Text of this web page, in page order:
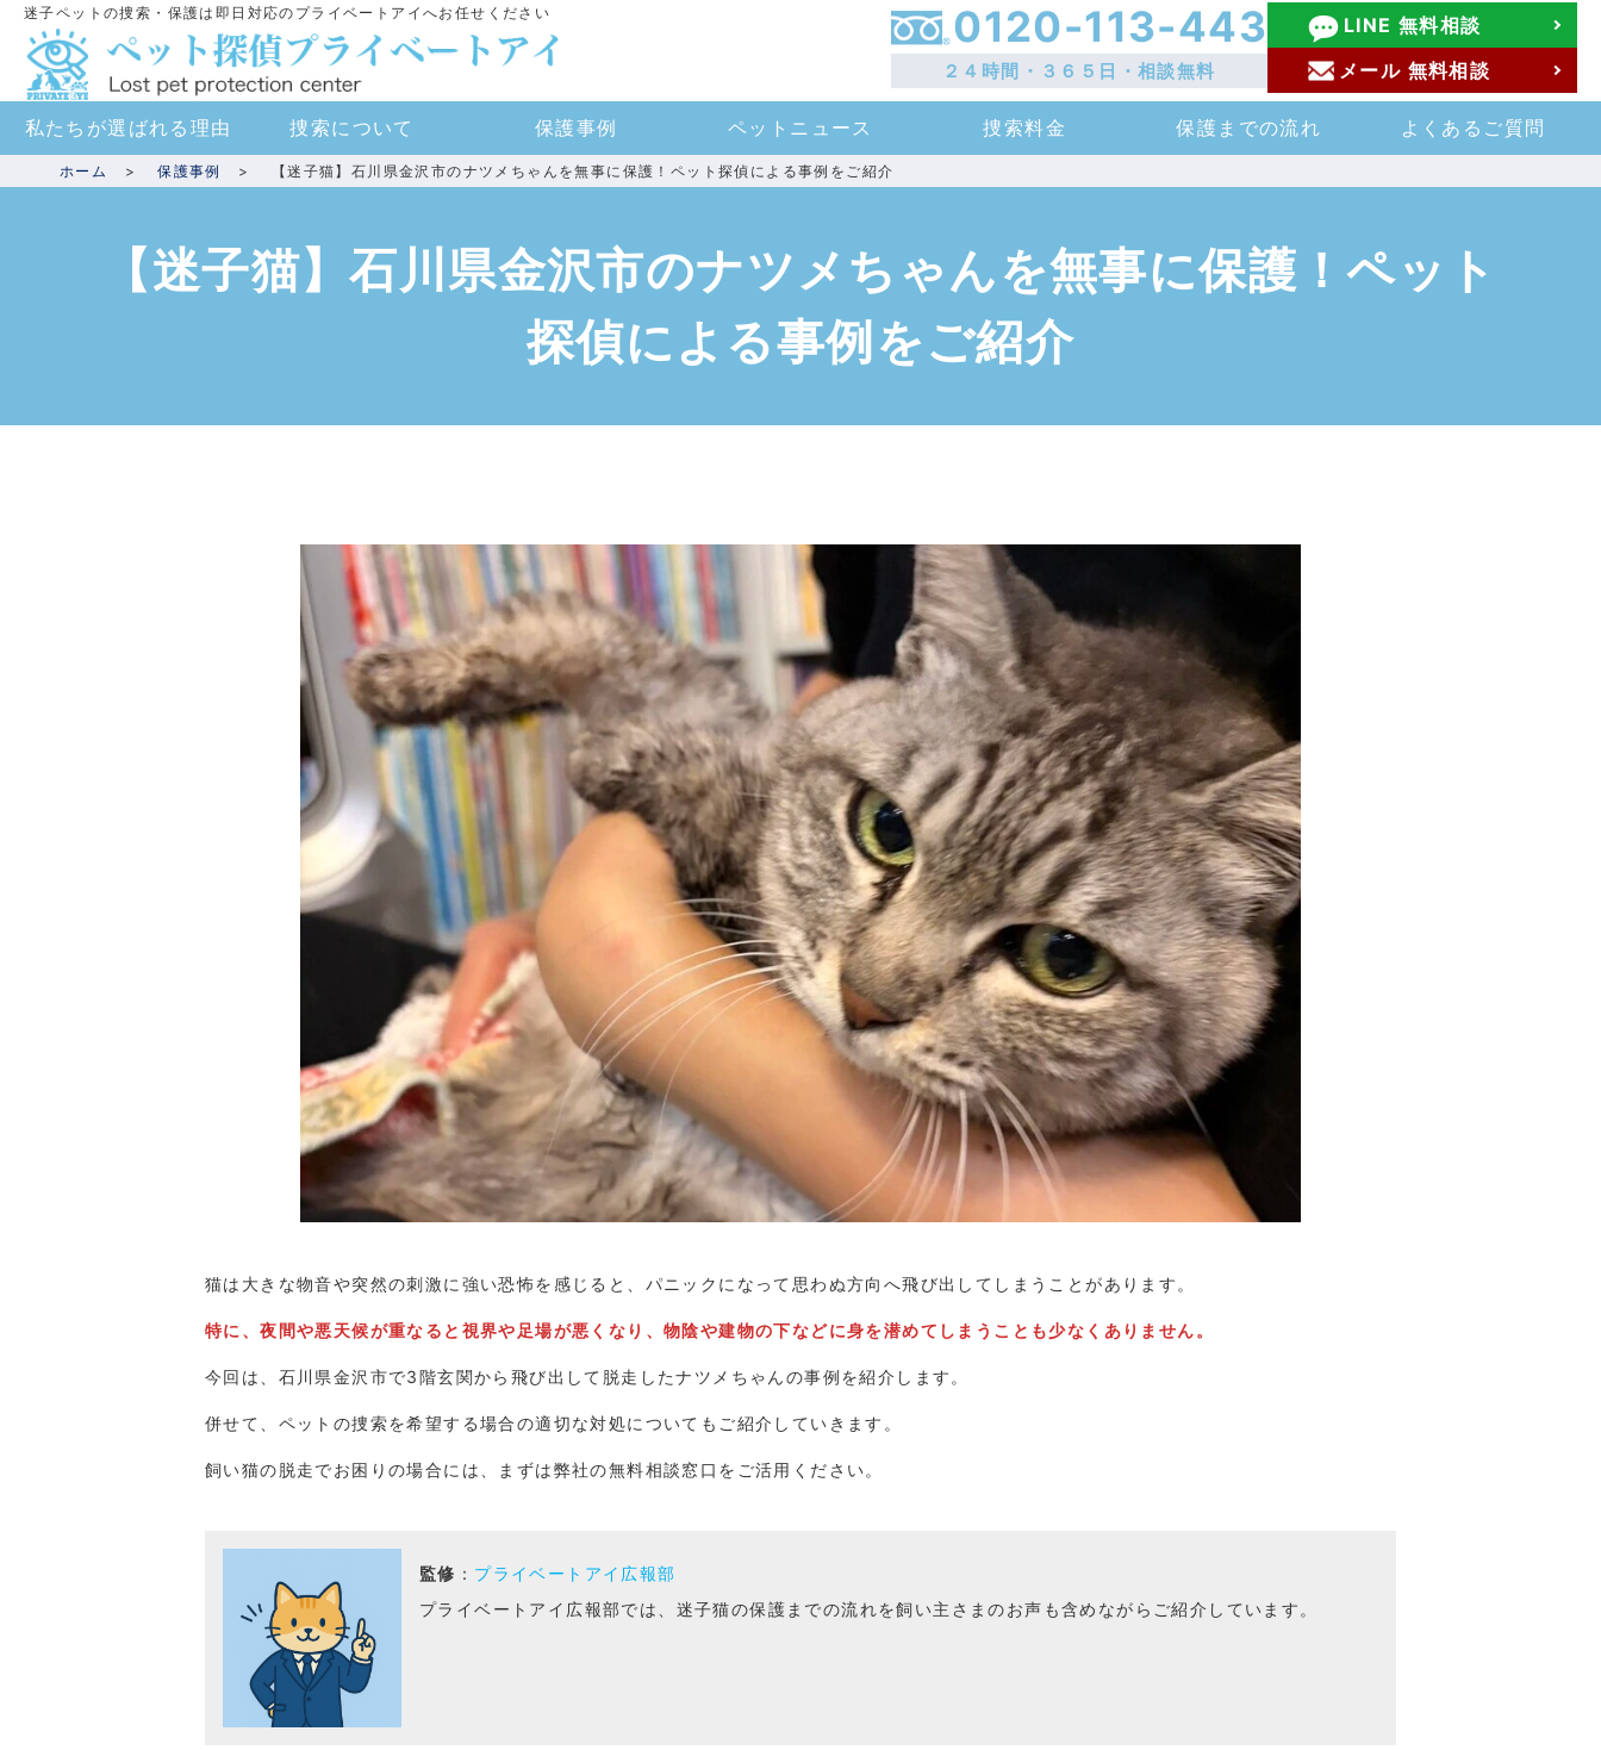
迷子ペットの捜索・保護は即日対応のプライベートアイへお任せください
私たちが選ばれる理由 捜索について 保護事例 ペットニュース 捜索料金 保護までの流れ よくあるご質問
0120-113-443
２４時間・３６５日・相談無料
LINE 無料相談
メール 無料相談
ホーム 保護事例 【迷子猫】石川県金沢市のナツメちゃんを無事に保護！ペット探偵による事例をご紹介
【迷子猫】石川県金沢市のナツメちゃんを無事に保護！ペット
探偵による事例をご紹介
猫は大きな物音や突然の刺激に強い恐怖を感じると、パニックになって思わぬ方向へ飛び出してしまうことがあります。
特に、夜間や悪天候が重なると視界や足場が悪くなり、物陰や建物の下などに身を潜めてしまうことも少なくありません。
今回は、石川県金沢市で3階玄関から飛び出して脱走したナツメちゃんの事例を紹介します。
併せて、ペットの捜索を希望する場合の適切な対処についてもご紹介していきます。
飼い猫の脱走でお困りの場合には、まずは弊社の無料相談窓口をご活用ください。
監修 ： プライベートアイ広報部
プライベートアイ広報部では、迷子猫の保護までの流れを飼い主さまのお声も含めながらご紹介しています。